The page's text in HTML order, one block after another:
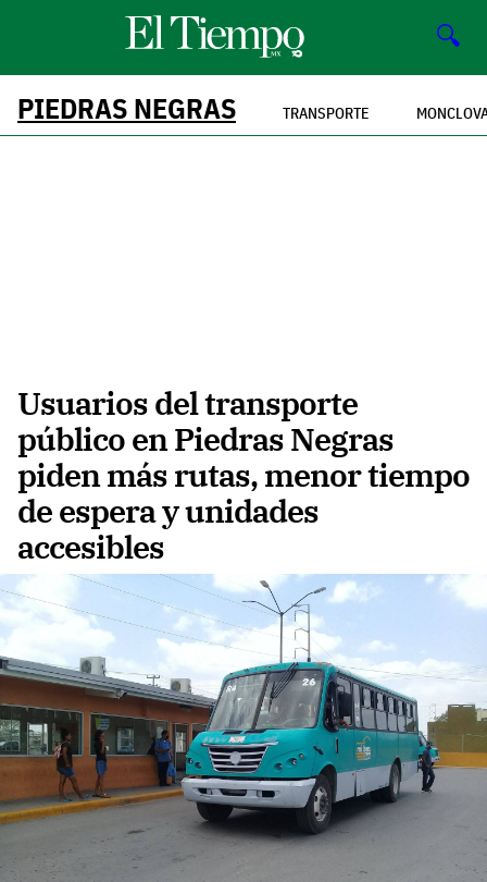
🔍
PIEDRAS NEGRAS TRANSPORTE
Usuarios del transporte
público en Piedras Negras
piden más rutas, menor tiempo
de espera y unidades
accesibles